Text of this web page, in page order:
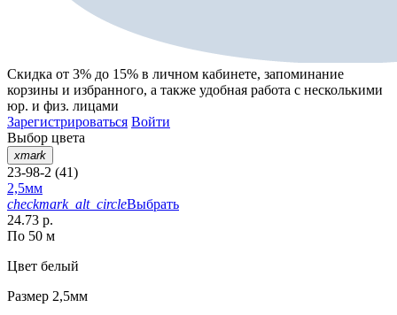
Скидка от 3% до 15% в личном кабинете, запоминание
корзины и избранного, а также удобная работа с несколькими
юр. и физ. лицами
Зарегистрироваться Войти
Выбор цвета
xmark
23-98-2 (41)
2,5мм
checkmark_alt_circleВыбрать
24.73 р.
По 50 м
Цвет белый
Размер 2,5мм